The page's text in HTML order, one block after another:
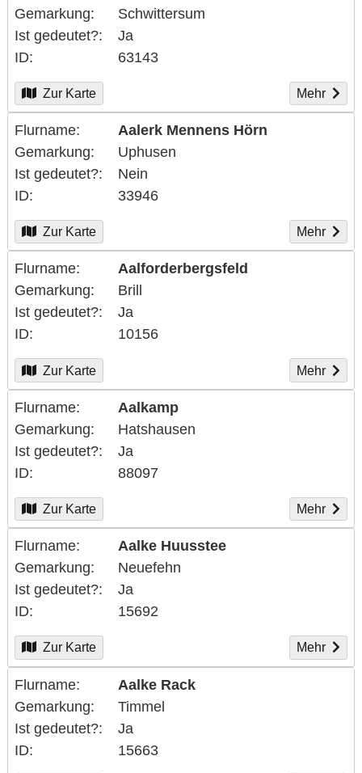
Gemarkung
Schwittersum
Ist gedeutet?
Ja
ID
63143
Zur Karte Mehr
Flurname
Aalerk Mennens Hörn
Gemarkung
Uphusen
Ist gedeutet?
Nein
ID
33946
Zur Karte Mehr
Flurname
Aalforderbergsfeld
Gemarkung
Brill
Ist gedeutet?
Ja
ID
10156
Zur Karte Mehr
Flurname
Aalkamp
Gemarkung
Hatshausen
Ist gedeutet?
Ja
ID
88097
Zur Karte Mehr
Flurname
Aalke Huusstee
Gemarkung
Neuefehn
Ist gedeutet?
Ja
ID
15692
Zur Karte Mehr
Flurname
Aalke Rack
Gemarkung
Timmel
Ist gedeutet?
Ja
ID
15663